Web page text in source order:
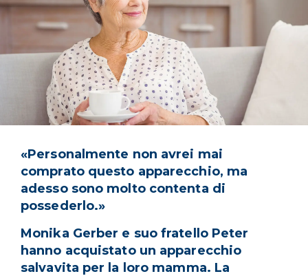
«Personalmente non avrei mai
comprato questo apparecchio, ma
adesso sono molto contenta di
possederlo.»
Monika Gerber e suo fratello Peter
hanno acquistato un apparecchio
salvavita per la loro mamma. La